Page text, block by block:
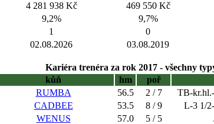
4 281 938 Kč 469 550 Kč
9,2% 9,7%
1 0
02.08.2026 03.08.2019
Kariéra trenéra za rok 2017 - všechny
kůň hm poř
RUMBA 56.5 2 / 7 TB-
CADBEE 53.5 8 / 9 L-3 1/
WENUS 57.0 5 / 5